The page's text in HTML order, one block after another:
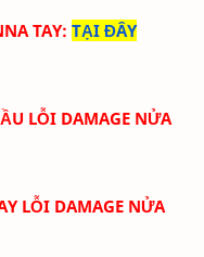
TAY: TẠI ĐÂY
LỖI DAMAGE NỬA
LỖI DAMAGE NỬA